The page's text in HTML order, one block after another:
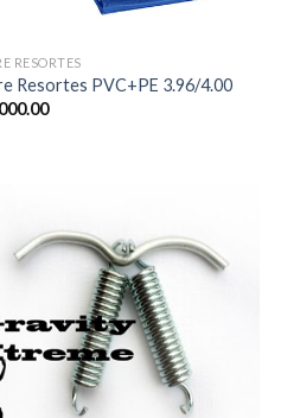
RESORTES
Resortes PVC+PE 3.96/4.00